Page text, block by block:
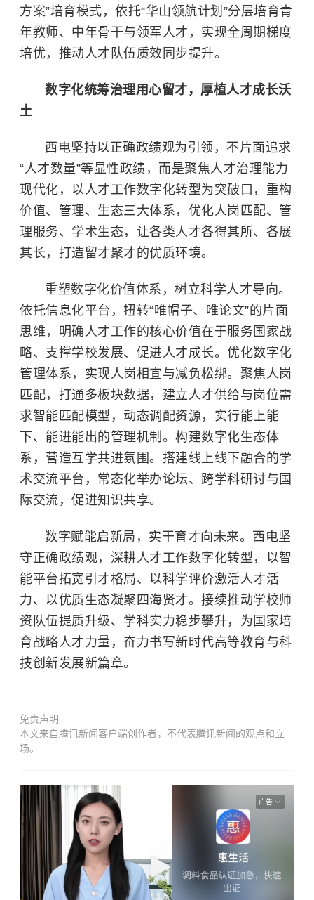
方案”培育模式，依托“华山领航计划”分层培育青
年教师、中年骨干与领军人才，实现全周期梯度
培优，推动人才队伍质效同步提升。
数字化统筹治理用心留才，厚植人才成长沃
土
西电坚持以正确政绩观为引领，不片面追求
“人才数量”等显性政绩，而是聚焦人才治理能力
现代化，以人才工作数字化转型为突破口，重构
价值、管理、生态三大体系，优化人岗匹配、管
理服务、学术生态，让各类人才各得其所、各展
其长，打造留才聚才的优质环境。
重塑数字化价值体系，树立科学人才导向。
依托信息化平台，扭转“唯帽子、唯论文”的片面
思维，明确人才工作的核心价值在于服务国家战
略、支撑学校发展、促进人才成长。优化数字化
管理体系，实现人岗相宜与减负松绑。聚焦人岗
匹配，打通多板块数据，建立人才供给与岗位需
求智能匹配模型，动态调配资源，实行能上能
下、能进能出的管理机制。构建数字化生态体
系，营造互学共进氛围。搭建线上线下融合的学
术交流平台，常态化举办论坛、跨学科研讨与国
际交流，促进知识共享。
数字赋能启新局，实干育才向未来。西电坚
守正确政绩观，深耕人才工作数字化转型，以智
能平台拓宽引才格局、以科学评价激活人才活
力、以优质生态凝聚四海贤才。接续推动学校师
资队伍提质升级、学科实力稳步攀升，为国家培
育战略人才力量，奋力书写新时代高等教育与科
技创新发展新篇章。
免责声明
本文来自腾讯新闻客户端创作者，不代表腾讯新闻的观点和立
场。
广告